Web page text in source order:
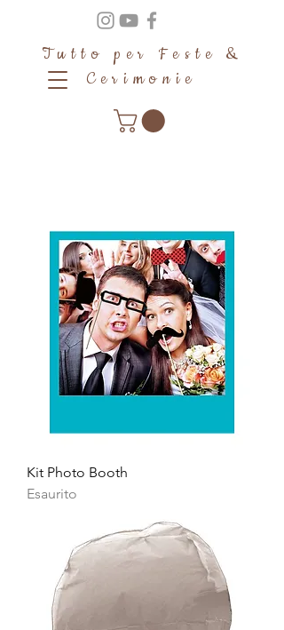
Tutto per Feste &
Cerimonie
Kit Photo Booth
Esaurito